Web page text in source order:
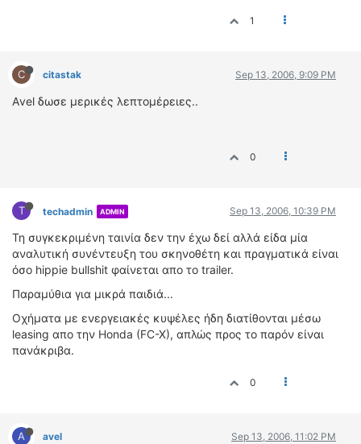
1
C citastak Sep 13, 2006, 9:09 PM
Αvel δωσε μερικές λεπτομέρειες..
0
T techadmin ADMIN Sep 13, 2006, 10:39 PM
Τη συγκεκριμένη ταινία δεν την έχω δεί αλλά είδα μία
αναλυτική συνέντευξη του σκηνοθέτη και πραγματικά είναι
όσο hippie bullshit φαίνεται απο το trailer.
Παραμύθια για μικρά παιδιά...
Οχήματα με ενεργειακές κυψέλες ήδη διατίθονται μέσω
leasing απο την Honda (FC-X), απλώς προς το παρόν είναι
πανάκριβα.
0
A avel Sep 13, 2006, 11:02 PM